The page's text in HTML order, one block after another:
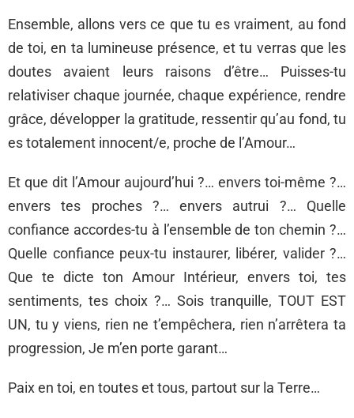
Ensemble, allons vers ce que tu es vraiment, au fond
de toi, en ta lumineuse présence, et tu verras que les
doutes avaient leurs raisons d’être… Puisses-tu
relativiser chaque journée, chaque expérience, rendre
grâce, développer la gratitude, ressentir qu’au fond, tu
es totalement innocent/e, proche de l’Amour…
Et que dit l’Amour aujourd’hui ?… envers toi-même ?…
envers tes proches ?… envers autrui ?… Quelle
confiance accordes-tu à l’ensemble de ton chemin ?…
Quelle confiance peux-tu instaurer, libérer, valider ?…
Que te dicte ton Amour Intérieur, envers toi, tes
sentiments, tes choix ?… Sois tranquille, TOUT EST
UN, tu y viens, rien ne t’empêchera, rien n’arrêtera ta
progression, Je m’en porte garant…
Paix en toi, en toutes et tous, partout sur la Terre…